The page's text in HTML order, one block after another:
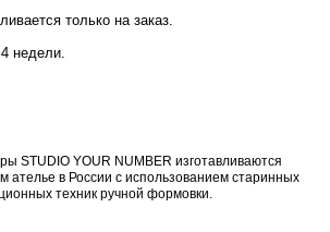
только на заказ.
недели.
STUDIO YOUR NUMBER изготавливаются
ателье в России с использованием старинных
техник ручной формовки.